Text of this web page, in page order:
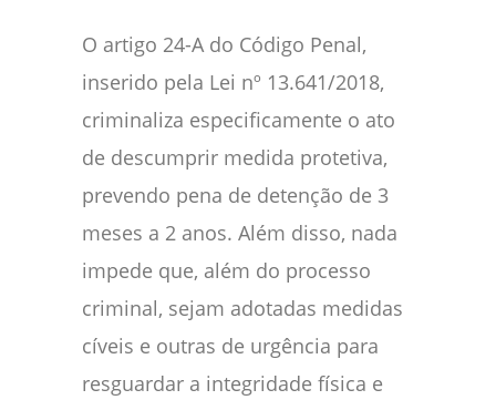
O artigo 24-A do Código Penal,
inserido pela Lei nº 13.641/2018,
criminaliza especificamente o ato
de descumprir medida protetiva,
prevendo pena de detenção de 3
meses a 2 anos. Além disso, nada
impede que, além do processo
criminal, sejam adotadas medidas
cíveis e outras de urgência para
resguardar a integridade física e